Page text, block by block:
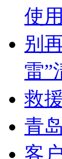
使用
别
雷”
救
青
客